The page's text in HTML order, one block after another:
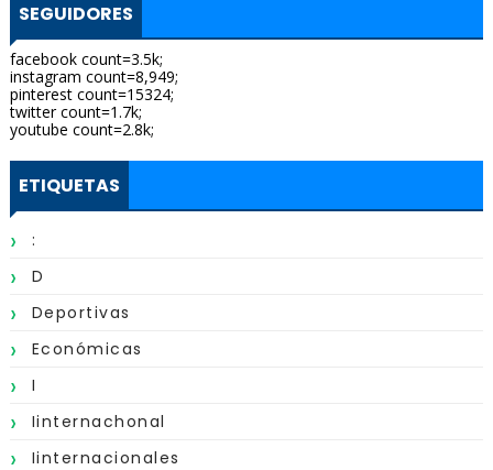
SEGUIDORES
facebook count=3.5k;
instagram count=8,949;
pinterest count=15324;
twitter count=1.7k;
youtube count=2.8k;
ETIQUETAS
:
D
Deportivas
Económicas
I
Iinternachonal
Iinternacionales